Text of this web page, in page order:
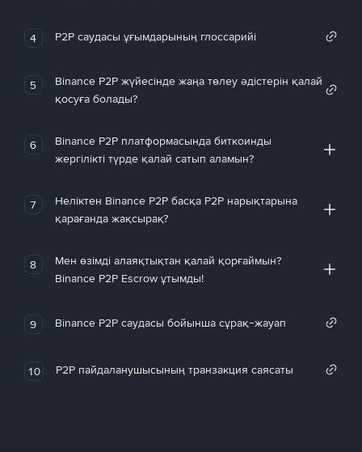
4 P2P саудасы ұғымдарының глоссарийі
5
Binance P2P жүйесінде жаңа төлеу әдістерін қалай
қосуға болады?
6
Binance P2P платформасында биткоинды
жергілікті түрде қалай сатып аламын?
7
Неліктен Binance P2P басқа P2P нарықтарына
қарағанда жақсырақ?
8
Мен өзімді алаяқтықтан қалай қорғаймын?
Binance P2P Escrow ұтымды!
9 Binance P2P саудасы бойынша сұрақ-жауап
10 P2P пайдаланушысының транзакция саясаты